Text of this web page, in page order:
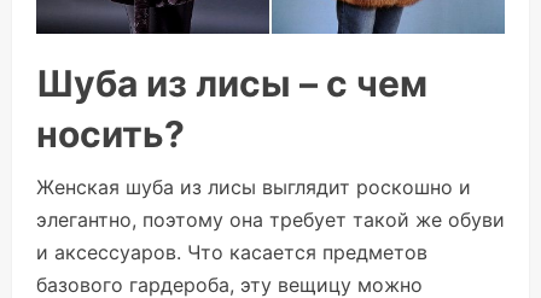
Шуба из лисы – с чем
носить?
Женская шуба из лисы выглядит роскошно и
элегантно, поэтому она требует такой же обуви
и аксессуаров. Что касается предметов
базового гардероба, эту вещицу можно